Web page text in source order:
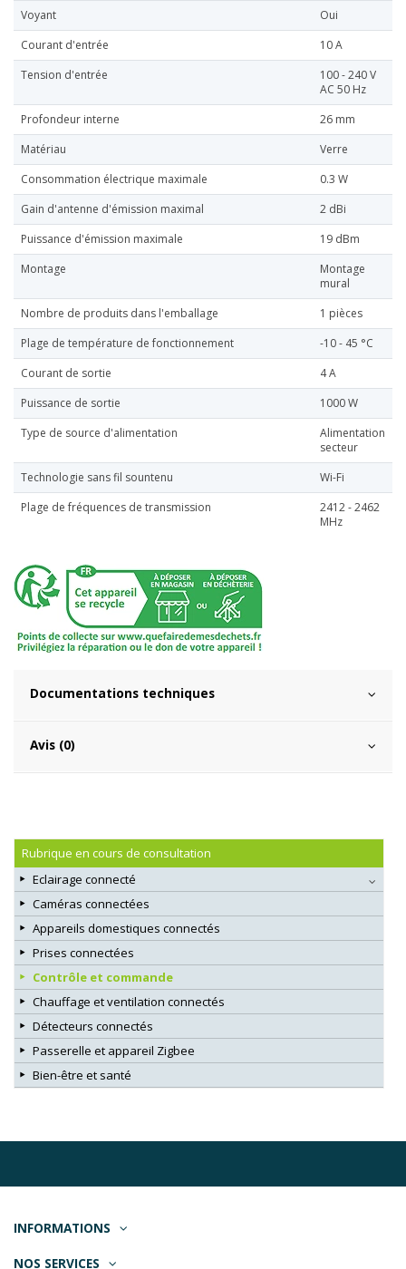
Voyant
Oui
Courant d'entrée
10 A
Tension d'entrée
100 - 240 V
AC 50 Hz
Profondeur interne
26 mm
Matériau
Verre
Consommation électrique maximale
0.3 W
Gain d'antenne d'émission maximal
2 dBi
Puissance d'émission maximale
19 dBm
Montage
Montage
mural
Nombre de produits dans l'emballage
1 pièces
Plage de température de fonctionnement
-10 - 45 °C
Courant de sortie
4 A
Puissance de sortie
1000 W
Type de source d'alimentation
Alimentation
secteur
Technologie sans fil sountenu
Wi-Fi
Plage de fréquences de transmission
2412 - 2462
MHz
Documentations techniques
Avis (0)
Rubrique en cours de consultation
Eclairage connecté
Caméras connectées
Appareils domestiques connectés
Prises connectées
Contrôle et commande
Chauffage et ventilation connectés
Détecteurs connectés
Passerelle et appareil Zigbee
Bien-être et santé
INFORMATIONS
NOS SERVICES